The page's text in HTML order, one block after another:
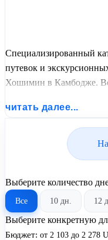
Специализированный
путевок и
Хошимин в Камбодже.
актуальным графиком
читать далее...
Выберите количество
Все 10 дн. 12
Выберите конкретную
Бюджет: от 2 103 до 2 278